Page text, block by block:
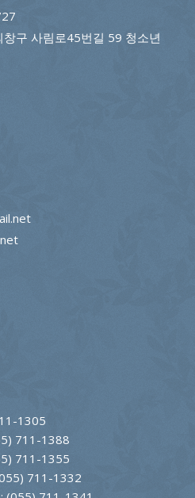
구 사림로45번길 59 청소년
1305
711-1388
711-1355
711-1332